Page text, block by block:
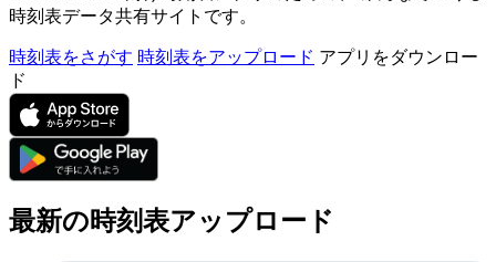
時刻表データ共有サイトです。
時刻表をさがす 時刻表をアップロード アプリをダウンロー
ド
最新の時刻表アップロード